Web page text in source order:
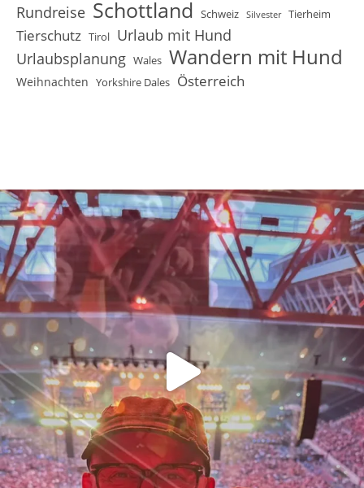
Rundreise Schottland Schweiz Silvester Tierheim
Tierschutz Tirol Urlaub mit Hund
Urlaubsplanung Wales Wandern mit Hund
Weihnachten Yorkshire Dales Österreich